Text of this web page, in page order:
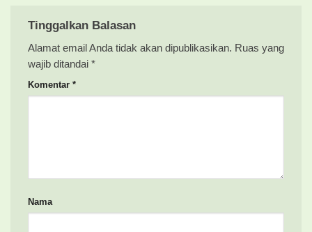
Tinggalkan Balasan
Alamat email Anda tidak akan dipublikasikan. Ruas yang
wajib ditandai *
Komentar *
Nama